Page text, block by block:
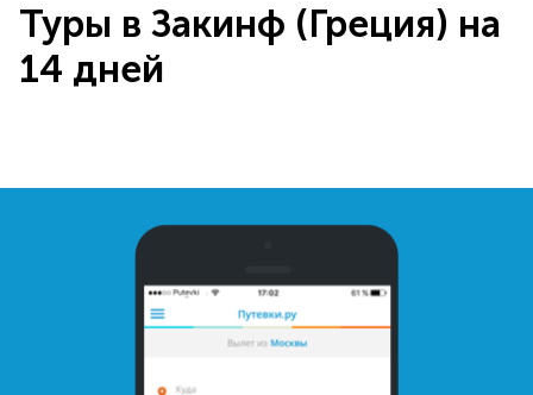
Туры в Закинф (Греция) на
14 дней